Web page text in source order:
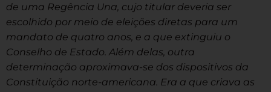
de uma Regência Una, cujo titular deveria ser
escolhido por meio de eleições diretas para um
mandato de quatro anos, e a que extinguiu o
Conselho de Estado. Além delas, outra
determinação aproximava-se dos dispositivos da
Constituição norte-americana. Era a que criava as